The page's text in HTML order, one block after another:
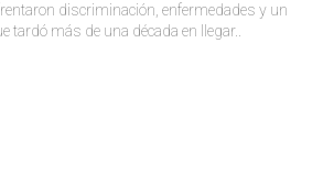
discriminación, enfermedades y un
tardó más de una década en llegar..